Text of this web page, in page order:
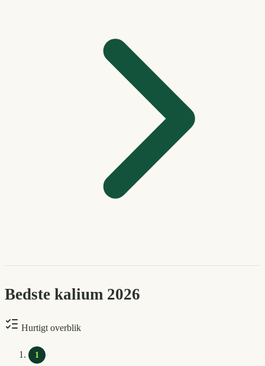
Bedste kalium 2026
Hurtigt overblik
1